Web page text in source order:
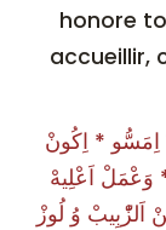
honore
accueillir,
وَعْمَلْ اَعْلِيهْ
اَلزّْبِيبْ وُ لُوزْ